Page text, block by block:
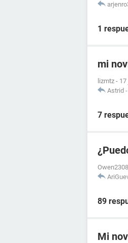
1
mi
lizmtz -
Astrid -
7
Owen2308
89
Mi